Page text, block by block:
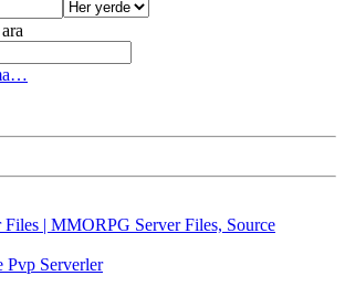
Files | MMORPG Server Files, Source
Serverler